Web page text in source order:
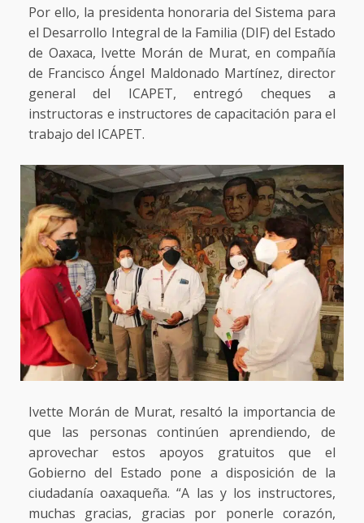
Por ello, la presidenta honoraria del Sistema para
el Desarrollo Integral de la Familia (DIF) del Estado
de Oaxaca, Ivette Morán de Murat, en compañía
de Francisco Ángel Maldonado Martínez, director
general del ICAPET, entregó cheques a
instructoras e instructores de capacitación para el
trabajo del ICAPET.
Ivette Morán de Murat, resaltó la importancia de
que las personas continúen aprendiendo, de
aprovechar estos apoyos gratuitos que el
Gobierno del Estado pone a disposición de la
ciudadanía oaxaqueña. “A las y los instructores,
muchas gracias, gracias por ponerle corazón,